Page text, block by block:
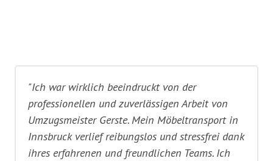
"Ich war wirklich beeindruckt von der
professionellen und zuverlässigen Arbeit von
Umzugsmeister Gerste. Mein Möbeltransport in
Innsbruck verlief reibungslos und stressfrei dank
ihres erfahrenen und freundlichen Teams. Ich